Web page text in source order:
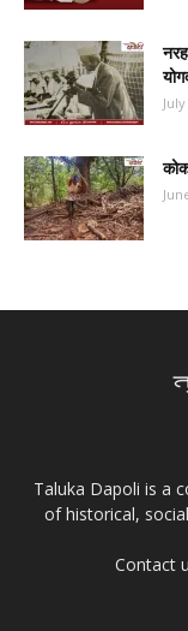
Taluka Dapoli is a
of historical,
Contact